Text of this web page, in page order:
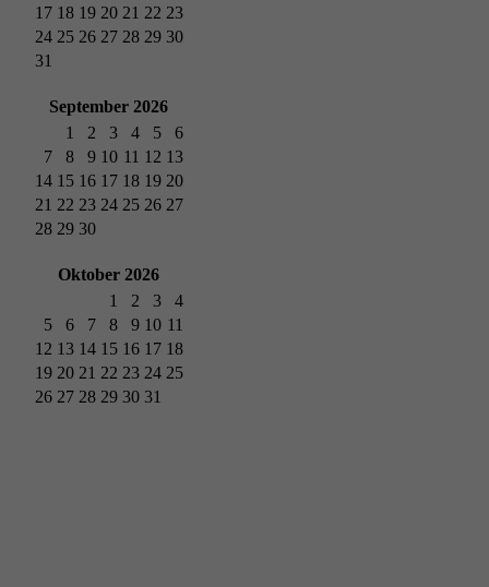
17 18 19 20 21 22 23
24 25 26 27 28 29 30
31
September 2026
1
2 3 4 5
6
7
8 9 10 11 12 13
14 15 16 17 18 19 20
21 22 23 24 25 26 27
28 29 30
Oktober 2026
1
2 3
4
5
6 7 8 9 10 11
12 13 14 15 16 17 18
19 20 21 22 23 24 25
26 27 28 29 30 31